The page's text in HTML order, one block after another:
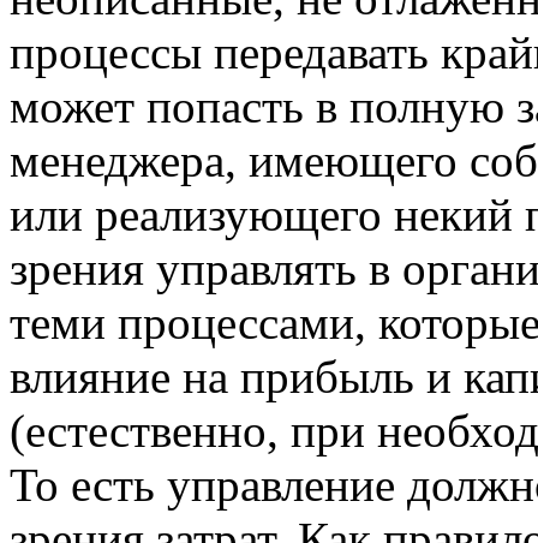
процессы передавать
может попасть в полную
менеджера, имеющего
или реализующего некий
зрения управлять в
теми процессами,
влияние на прибыль и
(естественно, при
То есть управление